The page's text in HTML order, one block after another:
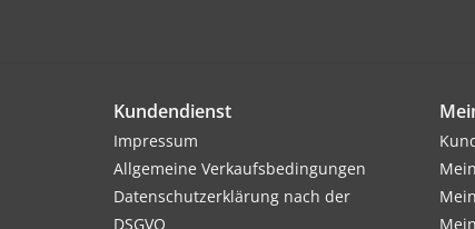
Kundendienst
Impressum
Allgemeine Verkaufsbedingungen
Datenschutzerklärung nach der
DSGVO